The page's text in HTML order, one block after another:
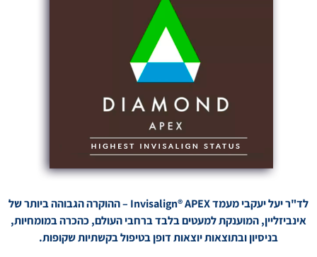
לד"ר יעל יעקבי מעמד Invisalign® APEX – ההוקרה הגבוהה ביותר של
אינביזליין, המוענקת למעטים בלבד ברחבי העולם, כהכרה במומחיות,
בניסיון ובתוצאות יוצאות דופן בטיפול בקשתיות שקופות.